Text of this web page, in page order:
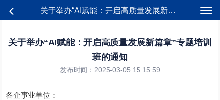
关于举办“AI赋能：开启高质量发展新篇章”专题培训班的通知
关于举办“AI赋能：开启高质量发展新篇章”专题培训
班的通知
发布时间：2025-03-05 15:15:59
各企事业单位：